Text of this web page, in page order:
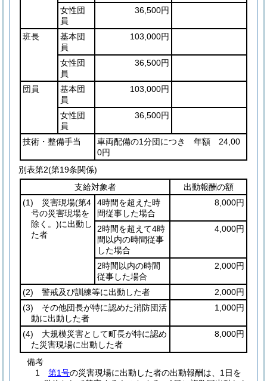
女性団
員
36,500円
班長
基本団
員
103,000円
女性団
員
36,500円
団員
基本団
員
103,000円
女性団
員
36,500円
技術・整備手当
車両配備の1分団につき 年額 24,00
0円
別表第2(第19条関係)
支給対象者
出動報酬の額
(1) 災害現場(第4
号の災害現場を
除く。)に出動し
た者
4時間を超えた時
間従事した場合
8,000円
2時間を超えて4時
間以内の時間従事
した場合
4,000円
2時間以内の時間
従事した場合
2,000円
(2) 警戒及び訓練等に出動した者
2,000円
(3) その他団長が特に認めた消防団活
動に出動した者
1,000円
(4) 大規模災害として町長が特に認め
た災害現場に出動した者
8,000円
備考
1 第1号の災害現場に出動した者の出動報酬は、1日を